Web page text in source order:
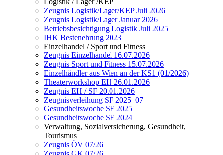
Logistik / Lager /KEP
Zeugnis Logistik/Lager/KEP Juli 2026
Zeugnis Logistik/Lager Januar 2026
Betriebsbesichtigung Logistik Juli 2025
IHK Bestenehrung 2023
Einzelhandel / Sport und Fitness
Zeugnis Einzelhandel 16.07.2026
Zeugnis Sport und Fitness 15.07.2026
Einzelhändler aus Wien an der KS1 (01/2026)
Theaterworkshop EH 26.01.2026
Zeugnis EH / SF 20.01.2026
Zeugnisverleihung SF 2025_07
Gesundheitswoche SF 2025
Gesundheitswoche SF 2024
Verwaltung, Sozialversicherung, Gesundheit,
Tourismus
Zeugnis ÖV 07/26
Zeugnis GK 07/26